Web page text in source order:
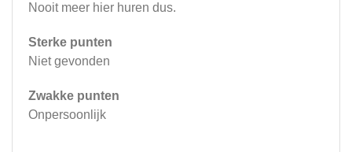
Nooit meer hier huren dus.
Sterke punten
Niet gevonden
Zwakke punten
Onpersoonlijk